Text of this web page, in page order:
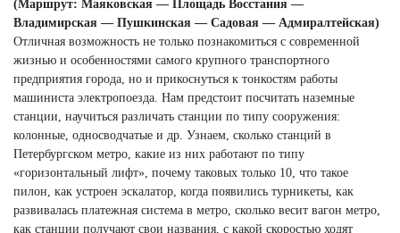
(Маршрут: Маяковская — Площадь Восстания —
Владимирская — Пушкинская — Садовая — Адмиралтейская)
Отличная возможность не только познакомиться с современной
жизнью и особенностями самого крупного транспортного
предприятия города, но и прикоснуться к тонкостям работы
машиниста электропоезда. Нам предстоит посчитать наземные
станции, научиться различать станции по типу сооружения:
колонные, односводчатые и др. Узнаем, сколько станций в
Петербургском метро, какие из них работают по типу
«горизонтальный лифт», почему таковых только 10, что такое
пилон, как устроен эскалатор, когда появились турникеты, как
развивалась платежная система в метро, сколько весит вагон метро,
как станции получают свои названия, с какой скоростью ходят